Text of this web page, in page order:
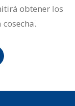
obtener los